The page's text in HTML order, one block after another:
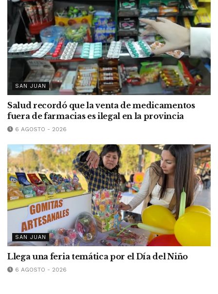
SAN JUAN
Salud recordó que la venta de medicamentos
fuera de farmacias es ilegal en la provincia
6 AGOSTO - 2026
SAN JUAN
Llega una feria temática por el Día del Niño
6 AGOSTO - 2026